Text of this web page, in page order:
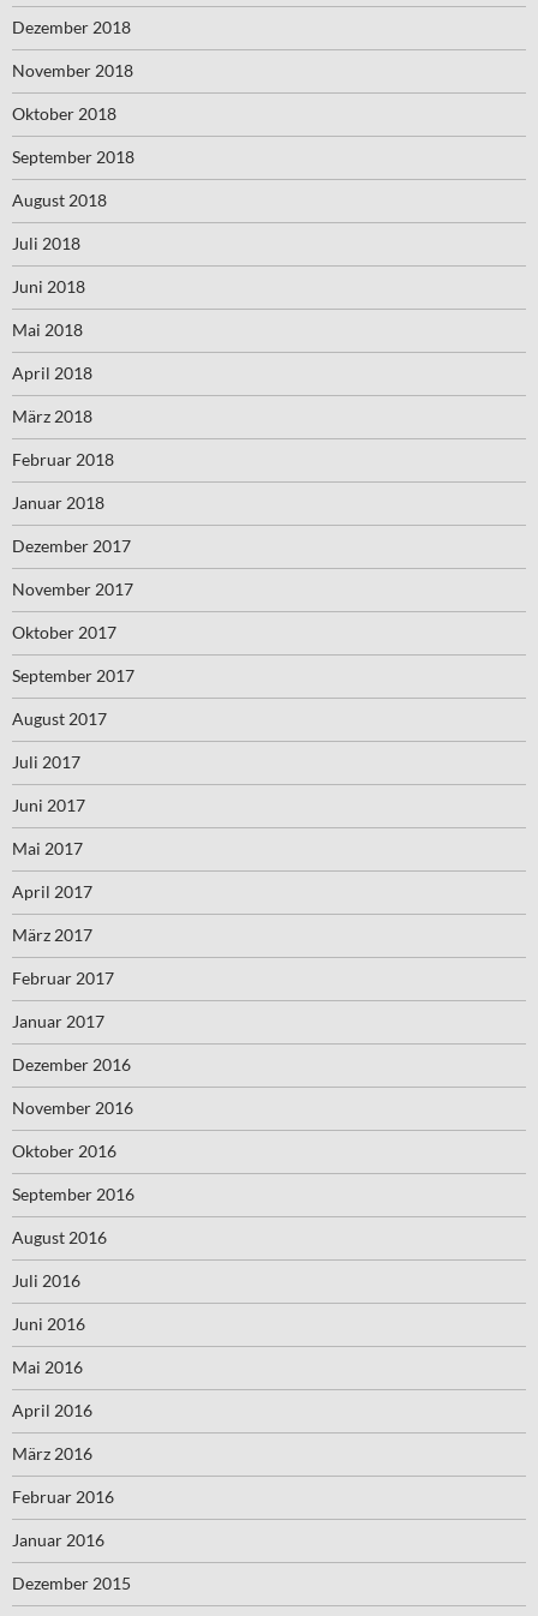
Dezember 2018
November 2018
Oktober 2018
September 2018
August 2018
Juli 2018
Juni 2018
Mai 2018
April 2018
März 2018
Februar 2018
Januar 2018
Dezember 2017
November 2017
Oktober 2017
September 2017
August 2017
Juli 2017
Juni 2017
Mai 2017
April 2017
März 2017
Februar 2017
Januar 2017
Dezember 2016
November 2016
Oktober 2016
September 2016
August 2016
Juli 2016
Juni 2016
Mai 2016
April 2016
März 2016
Februar 2016
Januar 2016
Dezember 2015